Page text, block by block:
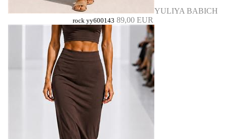
YULIYA BABICH
rock yy600143 89,00 EUR